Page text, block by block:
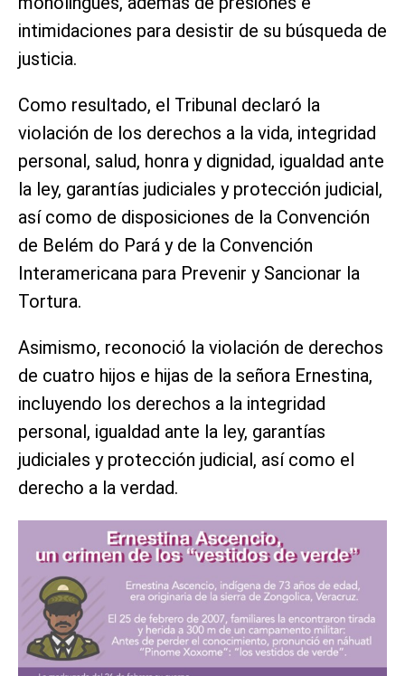
intimidaciones para desistir de su búsqueda de
justicia.
Como resultado, el Tribunal declaró la
violación de los derechos a la vida, integridad
personal, salud, honra y dignidad, igualdad ante
la ley, garantías judiciales y protección judicial,
así como de disposiciones de la Convención
de Belém do Pará y de la Convención
Interamericana para Prevenir y Sancionar la
Tortura.
Asimismo, reconoció la violación de derechos
de cuatro hijos e hijas de la señora Ernestina,
incluyendo los derechos a la integridad
personal, igualdad ante la ley, garantías
judiciales y protección judicial, así como el
derecho a la verdad.